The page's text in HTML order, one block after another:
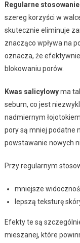
Regularne
szereg korzyści w
skutecznie eliminuje
znacząco wpływa na
oznacza, że
blokowaniu porów.
Kwas salicylowyma
sebum, co jest
nadmiernym
pory są mniej podatne
powstawanie nowych
Przy regularnym
mniejsze
lepszą teksturę
Efekty te są
mieszanej, które